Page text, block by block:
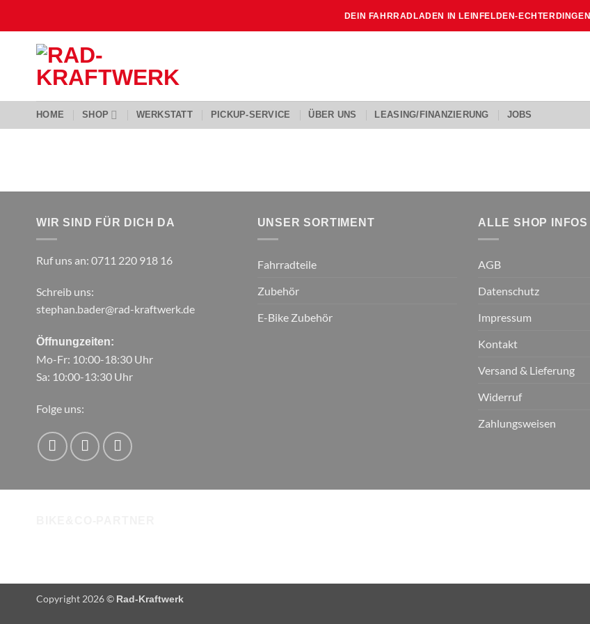
springen
DEIN FAHRRADLADEN IN LEINFELDEN-ECHTERDINGEN
HOME SHOP WERKSTATT PICKUP-SERVICE ÜBER UNS LEASING/FINANZIERUNG JOBS
WIR SIND FÜR DICH DA
Ruf uns an: 0711 220 918 16
Schreib uns:
stephan.bader@rad-kraftwerk.de
Öffnungzeiten:
Mo-Fr: 10:00-18:30 Uhr
Sa: 10:00-13:30 Uhr
Folge uns:
UNSER SORTIMENT
Fahrradteile
Zubehör
E-Bike Zubehör
ALLE SHOP INFOS
AGB
Datenschutz
Impressum
Kontakt
Versand & Lieferung
Widerruf
Zahlungsweisen
Copyright 2026 © Rad-Kraftwerk